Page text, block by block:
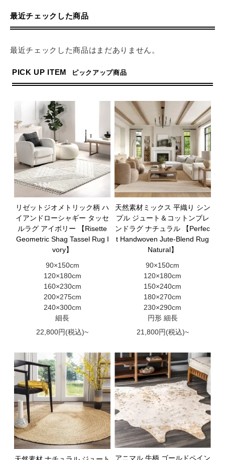
最近チェックした商品
最近チェックした商品はまだありません。
PICK UP ITEM ピックアップ商品
リゼットジオメトリック柄 ハ
イアンドローシャギー タッセ
ルラグ アイボリー 【Risette
Geometric Shag Tassel Rug I
vory】
90×150cm
120×180cm
160×230cm
200×275cm
240×300cm
細長
22,800円(税込)~
天然素材ミックス 平織り シン
プル ジュート＆コットンブレ
ンドラグ ナチュラル 【Perfec
t Handwoven Jute-Blend Rug
Natural】
90×150cm
120×180cm
150×240cm
180×270cm
230×290cm
円形 細長
21,800円(税込)~
アニマル 牛柄 ゴールドペイン